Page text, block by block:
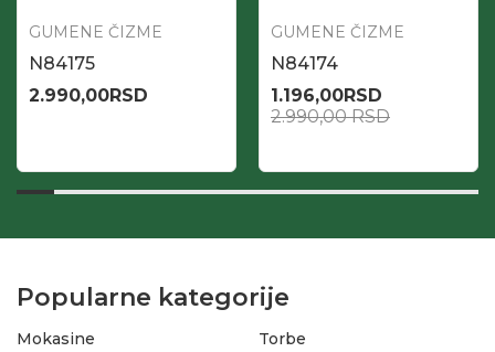
GUMENE ČIZME
N84175
2.990,00RSD
GUMENE ČIZME
N84174
1.196,00RSD
2.990,00RSD
Popularne kategorije
Mokasine
Torbe